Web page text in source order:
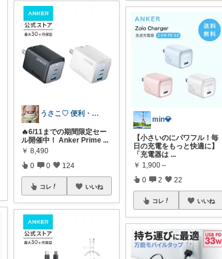
うさこ♡ 便利・健康・おしゃれ♡
🔥6/11までの期間限定セー
ル開催中！ Anker Prime ...
￥ 8,490
0 0 124
コレ いいね
min💎
【小さいのにパワフル！毎
日の充電をもっと快適に】
「充電器は ...
￥ 1,900～
0 2 22
コレ いいね